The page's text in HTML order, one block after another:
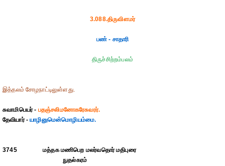
3.088.திருவிளமர்
பண் - சாதாரி
திருச்சிற்றம்பலம்
இத்தலம் சோழநாட்டிலுள்ளது.
சுவாமிபெயர் - பதஞ்சலிமனோகரேசுவரர்.
தேவியார் -யாழினுமென்மொழியம்மை.
3745
மத்தக மணிபெற மலர்வதொர் மதிபுரை
நுதல்கரம்